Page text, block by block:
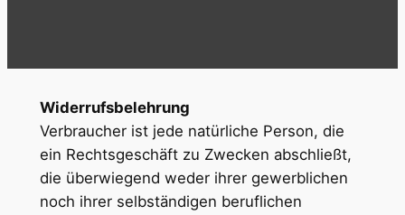
Widerrufsbelehrung
Verbraucher ist jede natürliche Person, die
ein Rechtsgeschäft zu Zwecken abschließt,
die überwiegend weder ihrer gewerblichen
noch ihrer selbständigen beruflichen